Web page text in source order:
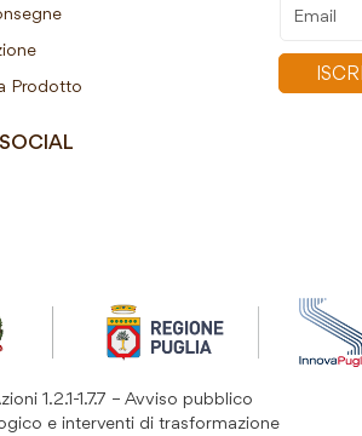
Prodotto
alla
nostra
1.2.1-1.7.7 – Avviso pubblico
e interventi di trasformazione